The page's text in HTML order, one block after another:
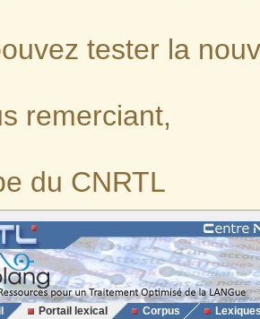
tester la
remerciant,
du CNRTL
Portail lexical Corpus